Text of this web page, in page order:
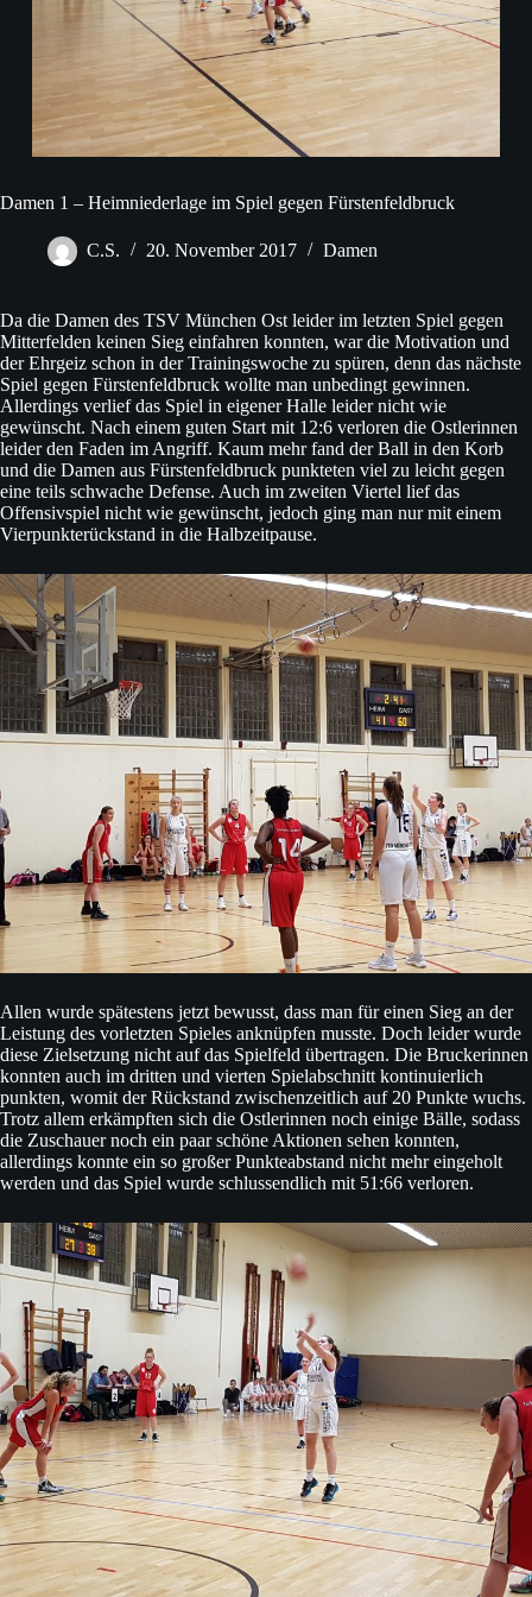
Damen 1 – Heimniederlage im Spiel gegen Fürstenfeldbruck
C.S. 20. November 2017 Damen
Da die Damen des TSV München Ost leider im letzten Spiel gegen
Mitterfelden keinen Sieg einfahren konnten, war die Motivation und
der Ehrgeiz schon in der Trainingswoche zu spüren, denn das nächste
Spiel gegen Fürstenfeldbruck wollte man unbedingt gewinnen.
Allerdings verlief das Spiel in eigener Halle leider nicht wie
gewünscht. Nach einem guten Start mit 12:6 verloren die Ostlerinnen
leider den Faden im Angriff. Kaum mehr fand der Ball in den Korb
und die Damen aus Fürstenfeldbruck punkteten viel zu leicht gegen
eine teils schwache Defense. Auch im zweiten Viertel lief das
Offensivspiel nicht wie gewünscht, jedoch ging man nur mit einem
Vierpunkterückstand in die Halbzeitpause.
Allen wurde spätestens jetzt bewusst, dass man für einen Sieg an der
Leistung des vorletzten Spieles anknüpfen musste. Doch leider wurde
diese Zielsetzung nicht auf das Spielfeld übertragen. Die Bruckerinnen
konnten auch im dritten und vierten Spielabschnitt kontinuierlich
punkten, womit der Rückstand zwischenzeitlich auf 20 Punkte wuchs.
Trotz allem erkämpften sich die Ostlerinnen noch einige Bälle, sodass
die Zuschauer noch ein paar schöne Aktionen sehen konnten,
allerdings konnte ein so großer Punkteabstand nicht mehr eingeholt
werden und das Spiel wurde schlussendlich mit 51:66 verloren.